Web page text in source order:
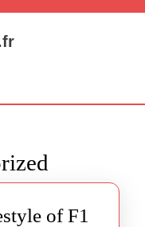
of F1